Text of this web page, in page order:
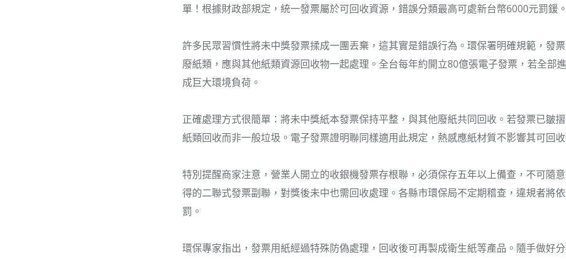
單！根據財政部規定，統一發票屬於可回收資源，錯誤分類最高可處新台幣6000元罰鍰。
許多民眾習慣性將未中獎發票揉成一團丟棄，這其實是錯誤行為。環保署明確規範，發
廢紙類，應與其他紙類資源回收物一起處理。全台每年約開立80億張電子發票，若全部
成巨大環境負荷。
正確處理方式很簡單：將未中獎紙本發票保持平整，與其他廢紙共同回收。若發票已皺
紙類回收而非一般垃圾。電子發票證明聯同樣適用此規定，熱感應紙材質不影響其可回收
特別提醒商家注意，營業人開立的收銀機發票存根聯，必須保存五年以上備查，不可隨
得的二聯式發票副聯，對獎後未中也需回收處理。各縣市環保局不定期稽查，違規者將
罰。
環保專家指出，發票用紙經過特殊防偽處理，回收後可再製成衛生紙等產品。隨手做好